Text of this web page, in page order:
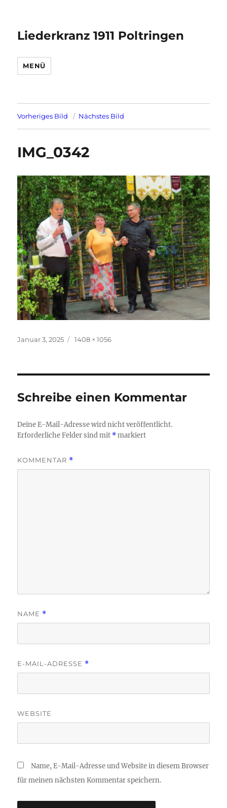
Liederkranz 1911 Poltringen
MENÜ
Vorheriges Bild Nächstes Bild
IMG_0342
Veröffentlicht
Januar 3, 2025 Originalgröße
1408 × 1056
Schreibe einen Kommentar
Deine E-Mail-Adresse wird nicht veröffentlicht.
Erforderliche Felder sind mit *markiert
KOMMENTAR *
NAME *
E-MAIL-ADRESSE *
WEBSITE
Name, E-Mail-Adresse und Website in diesem Browser
für meinen nächsten Kommentar speichern.